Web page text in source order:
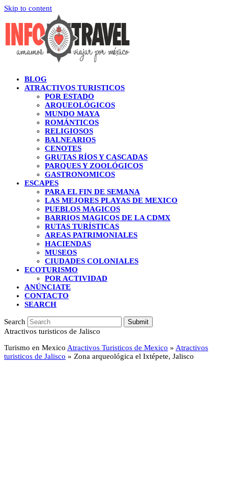
Skip to content
BLOG
ATRACTIVOS TURISTICOS
POR ESTADO
ARQUEOLÓGICOS
MUNDO MAYA
ROMÁNTICOS
RELIGIOSOS
BALNEARIOS
CENOTES
GRUTAS RÍOS Y CASCADAS
PARQUES Y ZOOLÓGICOS
GASTRONOMICOS
ESCAPES
PARA EL FIN DE SEMANA
LAS MEJORES PLAYAS DE MEXICO
PUEBLOS MAGICOS
BARRIOS MAGICOS DE LA CDMX
RUTAS TURÍSTICAS
AREAS PATRIMONIALES
HACIENDAS
MUSEOS
CIUDADES COLONIALES
ECOTURISMO
POR ACTIVIDAD
ANÚNCIATE
CONTACTO
SEARCH
Search Submit
Atractivos turisticos de Jalisco
Turismo en Mexico Atractivos Turisticos de Mexico » Atractivos
turisticos de Jalisco » Zona arqueológica el Ixtépete, Jalisco